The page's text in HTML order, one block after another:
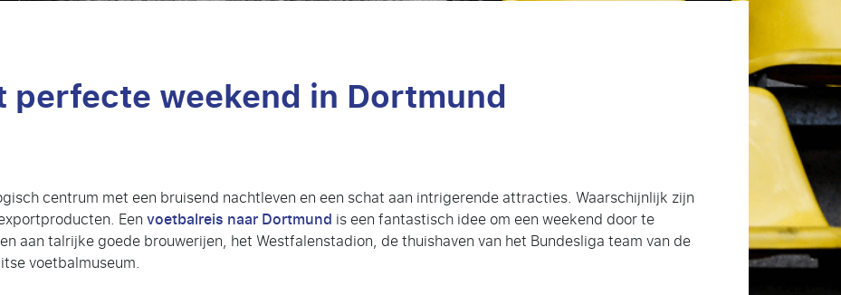
perfecte weekend in Dortmund
centrum met een bruisend nachtleven en een schat aan intrigerende attracties. Waarschijnlijk zijn
Eenvoetbalreis naar Dortmund is een fantastisch idee om een weekend door te
aan talrijke goede brouwerijen, het Westfalenstadion, de thuishaven van het Bundesliga team van de
voetbalmuseum.